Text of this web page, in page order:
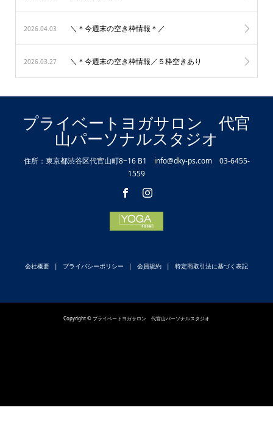
2026.04.03 ＼＊今週末の空き枠情報＊／
2026.03.27 ＼＊今週末の空き枠情報／５枠空きあり
プライベートヨガサロン 代官
山パーソナルスタジオ
住所：東京都渋谷区代官山町8−16 B1 info@dky-ps.com 03-6455-
1559
会社概要 プライバシーポリシー 会員規約 特定商取引法に基づく表記
Copyright © プライベートヨガサロン 代官山パーソナルスタジオ